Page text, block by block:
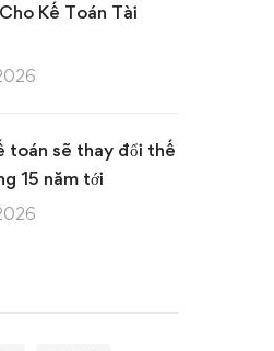
Kế Toán Tài
toán sẽ thay đổi thế
15 năm tới